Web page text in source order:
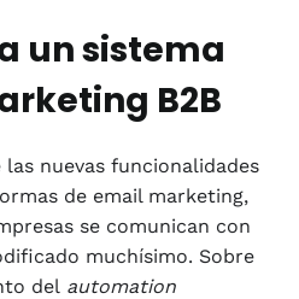
un sistema
B2B
nuevas funcionalidades
de email marketing,
se comunican con
muchísimo. Sobre
del automation